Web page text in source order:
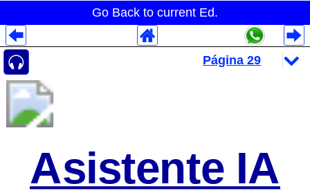
Go Back to current Ed.
Asistente IA
Despliegues Analytics
Despliegues Totales
Despliegues por Rubros